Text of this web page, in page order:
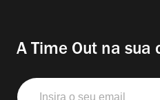
A Time Out na sua
Insira